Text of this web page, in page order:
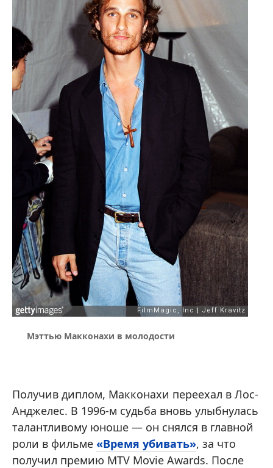
Мэттью Макконахи в молодости
Получив диплом, Макконахи переехал в Лос-
Анджелес. В 1996-м судьба вновь улыбнулась
талантливому юноше — он снялся в главной
роли в фильме «Время убивать», за что
получил премию MTV Movie Awards. После